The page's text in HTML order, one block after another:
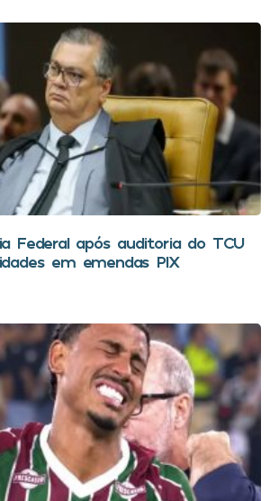
Federal após auditoria do TCU
em emendas PIX